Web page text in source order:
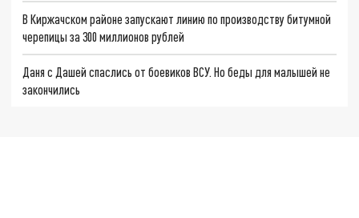
В Киржачском районе запускают линию по производству битумной
черепицы за 300 миллионов рублей
Даня с Дашей спаслись от боевиков ВСУ. Но беды для малышей не
закончились